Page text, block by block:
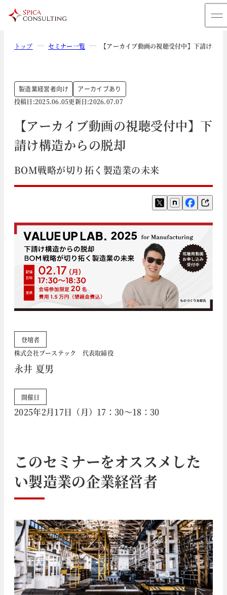
トップ セミナー一覧 【アーカイブ動画の視聴受付中】下請け構
製造業経営者向け アーカイブあり
投稿日:2025.06.05更新日:2026.07.07
【アーカイブ動画の視聴受付中】下
請け構造からの脱却
BOM戦略が切り拓く製造業の未来
登壇者
株式会社ブーステック 代表取締役
永井 夏男
開催日
2025年2月17日（月）17：30～18：30
このセミナーをオススメした
い製造業の企業経営者